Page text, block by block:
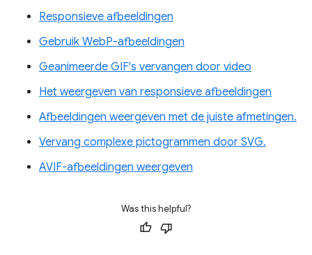
Responsieve afbeeldingen
Gebruik WebP-afbeeldingen
Geanimeerde GIF's vervangen door video
Het weergeven van responsieve afbeeldingen
Afbeeldingen weergeven met de juiste afmetingen.
Vervang complexe pictogrammen door SVG.
AVIF-afbeeldingen weergeven
Was this helpful?